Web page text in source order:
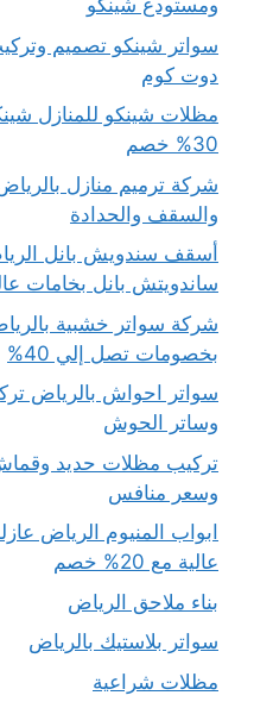
ومستودع شينكو
سواتر شينكو تصميم
دوت كوم
مظلات شينكو للمنازل
30% خصم
شركة ترميم منازل
والسقف والحدادة
أسقف سندويش بانل
ساندويتش بانل بخامات
شركة سواتر خشبية
بخصومات تصل إلي 40%
سواتر احواش بالرياض
وساتر الحوش
تركيب مظلات حديد
وسعر منافس
ابواب المنيوم الرياض
عالية مع 20% خصم
بناء ملاحق الرياض
سواتر بلاستيك بالرياض
مظلات شراعية